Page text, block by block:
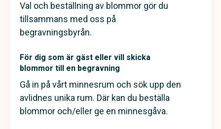
Val och beställning av blommor gör du
tillsammans med oss på
begravningsbyrån.
För dig som är gäst eller vill skicka
blommor till en begravning
Gå in på vårt minnesrum och sök upp den
avlidnes unika rum. Där kan du beställa
blommor och/eller ge en minnesgåva.